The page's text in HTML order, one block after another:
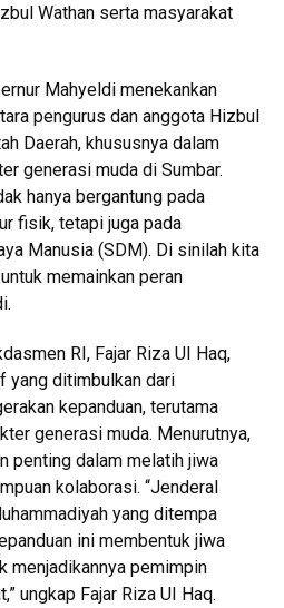
Wathan serta masyarakat
Mahyeldi menekankan
pengurus dan anggota Hizbul
Daerah, khususnya dalam
generasi muda di Sumbar.
hanya bergantung pada
fisik, tetapi juga pada
Manusia (SDM). Di sinilah kita
memainkan peran
RI, Fajar Riza UI Haq,
yang ditimbulkan dari
kepanduan, terutama
generasi muda. Menurutnya,
penting dalam melatih jiwa
kolaborasi. “Jenderal
yang ditempa
ini membentuk jiwa
menjadikannya pemimpin
ungkap Fajar Riza UI Haq.